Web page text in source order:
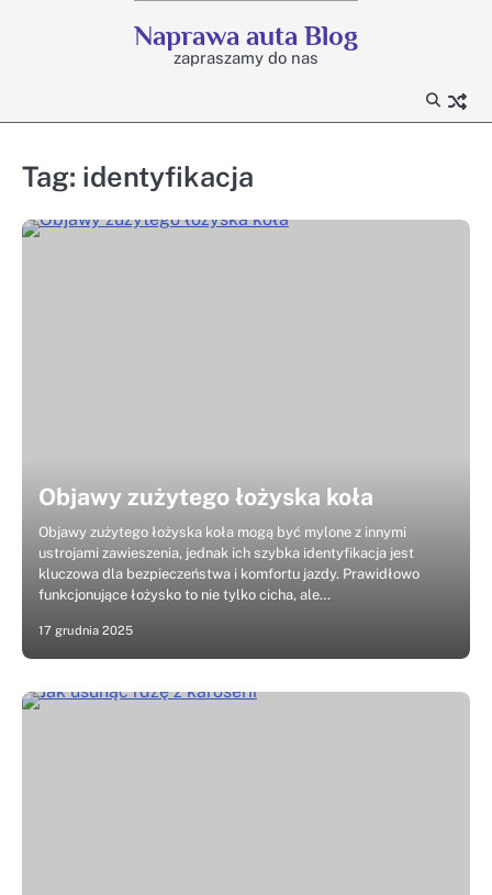
Naprawa auta Blog
zapraszamy do nas
Tag: identyfikacja
Objawy zużytego łożyska koła
Objawy zużytego łożyska koła mogą być mylone z innymi
ustrojami zawieszenia, jednak ich szybka identyfikacja jest
kluczowa dla bezpieczeństwa i komfortu jazdy. Prawidłowo
funkcjonujące łożysko to nie tylko cicha, ale…
17 grudnia 2025